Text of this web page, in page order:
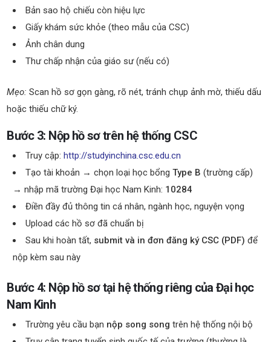
Bản sao hộ chiếu còn hiệu lực
Giấy khám sức khỏe (theo mẫu của CSC)
Ảnh chân dung
Thư chấp nhận của giáo sư (nếu có)
Mẹo: Scan hồ sơ gọn gàng, rõ nét, tránh chụp ảnh mờ, thiếu dấu
hoặc thiếu chữ ký.
Bước 3: Nộp hồ sơ trên hệ thống CSC
Truy cập:http://studyinchina.csc.edu.cn
Tạo tài khoản → chọn loại học bổngType B (trường cấp)
→ nhập mã trường Đại học Nam Kinh: 10284
Điền đầy đủ thông tin cá nhân, ngành học, nguyện vọng
Upload các hồ sơ đã chuẩn bị
Sau khi hoàn tất, submit và in đơn đăng ký CSC (PDF) để
nộp kèm sau này
Bước 4: Nộp hồ sơ tại hệ thống riêng của Đại học
Nam Kinh
Trường yêu cầu bạn nộp song song trên hệ thống nội bộ